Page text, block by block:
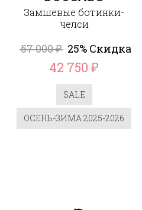
Замшевые ботинки-
челси
57 000₽ 25% Скидка
42 750₽
SALE
ОСЕНЬ-ЗИМА 2025-2026